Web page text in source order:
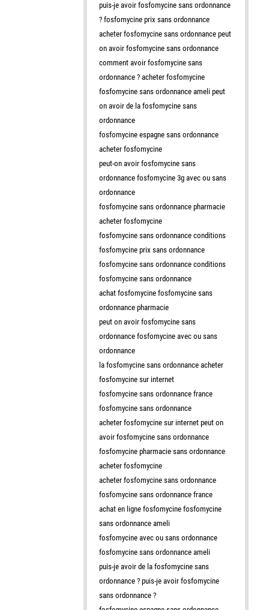
puis-je avoir fosfomycine sans ordonnance
? fosfomycine prix sans ordonnance
acheter fosfomycine sans ordonnance peut
on avoir fosfomycine sans ordonnance
comment avoir fosfomycine sans
ordonnance ? acheter fosfomycine
fosfomycine sans ordonnance ameli peut
on avoir de la fosfomycine sans
ordonnance
fosfomycine espagne sans ordonnance
acheter fosfomycine
peut-on avoir fosfomycine sans
ordonnance fosfomycine 3g avec ou sans
ordonnance
fosfomycine sans ordonnance pharmacie
acheter fosfomycine
fosfomycine sans ordonnance conditions
fosfomycine prix sans ordonnance
fosfomycine sans ordonnance conditions
fosfomycine sans ordonnance
achat fosfomycine fosfomycine sans
ordonnance pharmacie
peut on avoir fosfomycine sans
ordonnance fosfomycine avec ou sans
ordonnance
la fosfomycine sans ordonnance acheter
fosfomycine sur internet
fosfomycine sans ordonnance france
fosfomycine sans ordonnance
acheter fosfomycine sur internet peut on
avoir fosfomycine sans ordonnance
fosfomycine pharmacie sans ordonnance
acheter fosfomycine
acheter fosfomycine sans ordonnance
fosfomycine sans ordonnance france
achat en ligne fosfomycine fosfomycine
sans ordonnance ameli
fosfomycine avec ou sans ordonnance
fosfomycine sans ordonnance ameli
puis-je avoir de la fosfomycine sans
ordonnance ? puis-je avoir fosfomycine
sans ordonnance ?